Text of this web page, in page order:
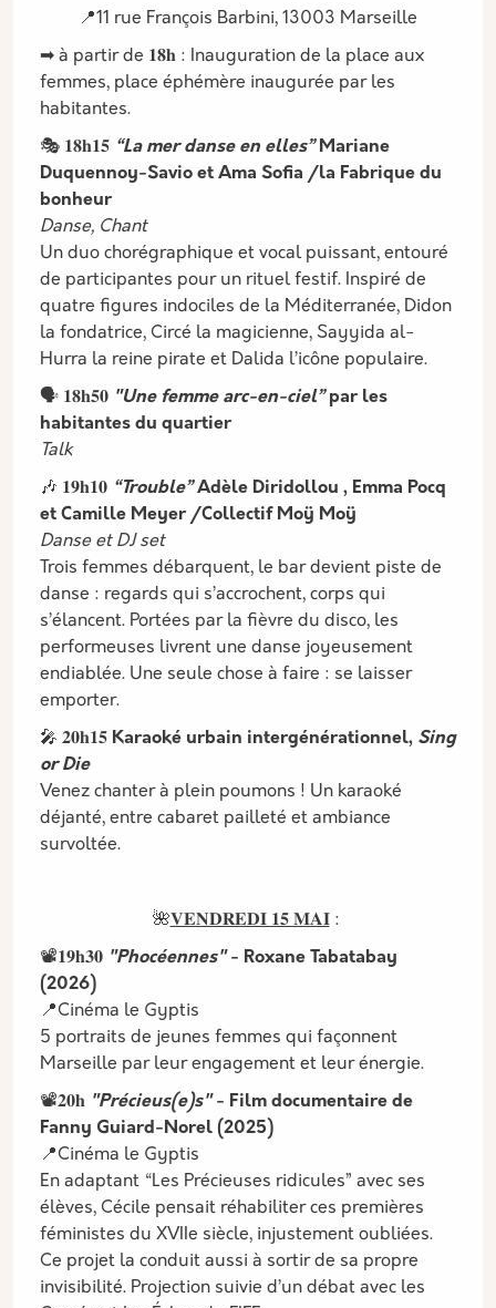
📍11 rue François Barbini, 13003 Marseille
➡ à partir de 𝟏𝟖𝐡 : Inauguration de la place aux
femmes, place éphémère inaugurée par les
habitantes.
🎭 𝟏𝟖𝐡𝟏𝟓 “La mer danse en elles”Mariane
Duquennoy-Savio et Ama Sofia /la Fabrique du
bonheur
Danse, Chant
Un duo chorégraphique et vocal puissant, entouré
de participantes pour un rituel festif. Inspiré de
quatre figures indociles de la Méditerranée, Didon
la fondatrice, Circé la magicienne, Sayyida al-
Hurra la reine pirate et Dalida l’icône populaire.
🗣️ 𝟏𝟖𝐡𝟓𝟎 "Une femme arc-en-ciel”par les
habitantes du quartier
Talk
🎶 𝟏𝟗𝐡𝟏𝟎 “Trouble”Adèle Diridollou , Emma Pocq
et Camille Meyer /Collectif Moÿ Moÿ
Danse et DJ set
Trois femmes débarquent, le bar devient piste de
danse : regards qui s’accrochent, corps qui
s’élancent. Portées par la fièvre du disco, les
performeuses livrent une danse joyeusement
endiablée. Une seule chose à faire : se laisser
emporter.
🎤 𝟐𝟎𝐡𝟏𝟓 Karaoké urbain intergénérationnel, Sing
or Die
Venez chanter à plein poumons ! Un karaoké
déjanté, entre cabaret pailleté et ambiance
survoltée.
🌺𝐕𝐄𝐍𝐃𝐑𝐄𝐃𝐈 𝟏𝟓 𝐌𝐀𝐈:
📽️𝟏𝟗𝐡𝟑𝟎 "Phocéennes"- Roxane Tabatabay
(2026)
📍Cinéma le Gyptis
5 portraits de jeunes femmes qui façonnent
Marseille par leur engagement et leur énergie.
📽️𝟐𝟎𝐡 "Précieus(e)s" - Film documentaire de
Fanny Guiard-Norel (2025)
📍Cinéma le Gyptis
En adaptant “Les Précieuses ridicules” avec ses
élèves, Cécile pensait réhabiliter ces premières
féministes du XVIIe siècle, injustement oubliées.
Ce projet la conduit aussi à sortir de sa propre
invisibilité. Projection suivie d’un débat avec les